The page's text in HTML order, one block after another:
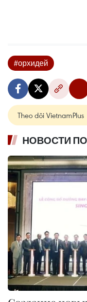
#орхидей
Theo dõi VietnamPlus
НОВОСТИ